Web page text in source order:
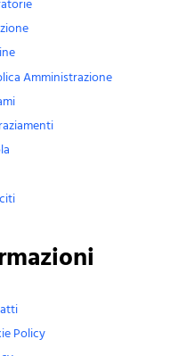
Amministrazione
Policy